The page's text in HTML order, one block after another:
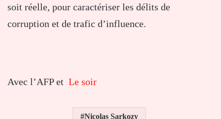
soit réelle, pour caractériser les délits de
corruption et de trafic d’influence.
Avec l’AFP et Le soir
Nicolas Sarkozy